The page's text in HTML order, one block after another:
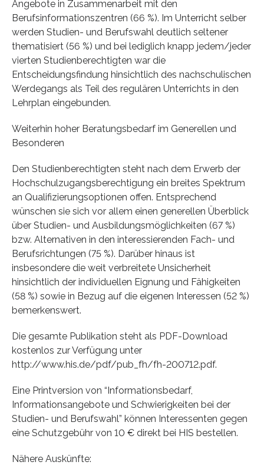
Angebote in Zusammenarbeit mit den
Berufsinformationszentren (66 %). Im Unterricht selber
werden Studien- und Berufswahl deutlich seltener
thematisiert (56 %) und bei lediglich knapp jedem/jeder
vierten Studienberechtigten war die
Entscheidungsfindung hinsichtlich des nachschulischen
Werdegangs als Teil des regulären Unterrichts in den
Lehrplan eingebunden.
Weiterhin hoher Beratungsbedarf im Generellen und
Besonderen
Den Studienberechtigten steht nach dem Erwerb der
Hochschulzugangsberechtigung ein breites Spektrum
an Qualifizierungsoptionen offen. Entsprechend
wünschen sie sich vor allem einen generellen Überblick
über Studien- und Ausbildungsmöglichkeiten (67 %)
bzw. Alternativen in den interessierenden Fach- und
Berufsrichtungen (75 %). Darüber hinaus ist
insbesondere die weit verbreitete Unsicherheit
hinsichtlich der individuellen Eignung und Fähigkeiten
(58 %) sowie in Bezug auf die eigenen Interessen (52 %)
bemerkenswert.
Die gesamte Publikation steht als PDF-Download
kostenlos zur Verfügung unter
http://www.his.de/pdf/pub_fh/fh-200712.pdf.
Eine Printversion von “Informationsbedarf,
Informationsangebote und Schwierigkeiten bei der
Studien- und Berufswahl” können Interessenten gegen
eine Schutzgebühr von 10 € direkt bei HIS bestellen.
Nähere Auskünfte: